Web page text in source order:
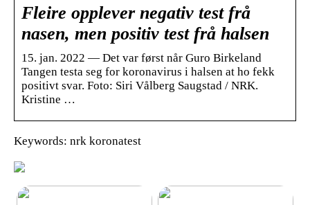
Fleire opplever negativ test frå
nasen, men positiv test frå halsen
15. jan. 2022 — Det var først når Guro Birkeland
Tangen testa seg for koronavirus i halsen at ho fekk
positivt svar. Foto: Siri Vålberg Saugstad / NRK.
Kristine …
Keywords: nrk koronatest